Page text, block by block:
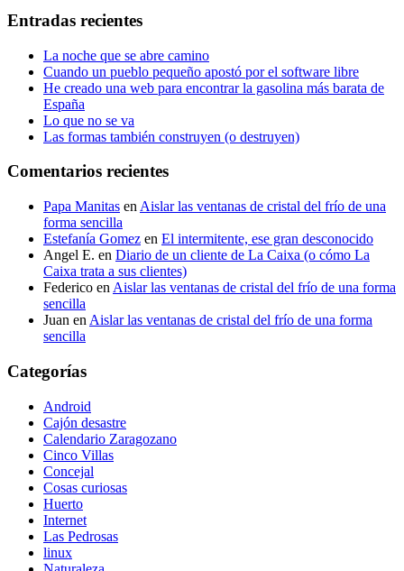
Entradas recientes
La noche que se abre camino
Cuando un pueblo pequeño apostó por el software libre
He creado una web para encontrar la gasolina más barata de
España
Lo que no se va
Las formas también construyen (o destruyen)
Comentarios recientes
Papa Manitas en Aislar las ventanas de cristal del frío de una
forma sencilla
Estefanía Gomez en El intermitente, ese gran desconocido
Angel E. en Diario de un cliente de La Caixa (o cómo La
Caixa trata a sus clientes)
Federico en Aislar las ventanas de cristal del frío de una forma
sencilla
Juan en Aislar las ventanas de cristal del frío de una forma
sencilla
Categorías
Android
Cajón desastre
Calendario Zaragozano
Cinco Villas
Concejal
Cosas curiosas
Huerto
Internet
Las Pedrosas
linux